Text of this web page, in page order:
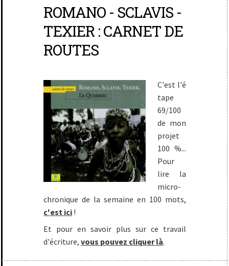
ROMANO - SCLAVIS -
TEXIER : CARNET DE
ROUTES
C'est l'é
tape
69/100
de mon
projet
100 %...
Pour
lire la
micro-
chronique de la semaine en 100 mots,
c'est ici !
Et pour en savoir plus sur ce travail
d'écriture,vous pouvez cliquer là.